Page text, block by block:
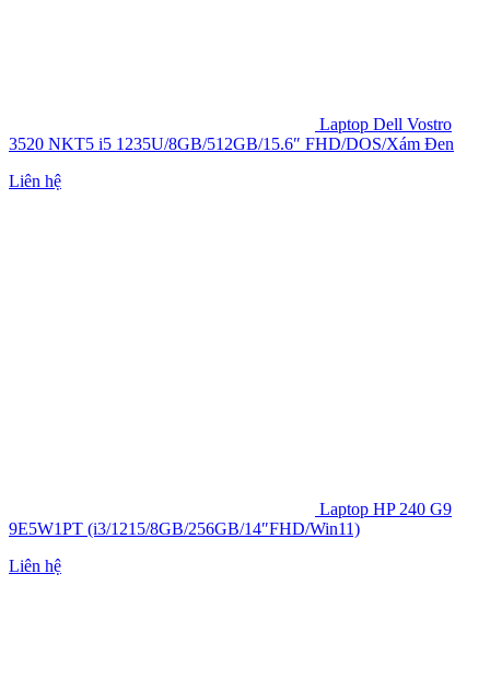
Laptop Dell Vostro
3520 NKT5 i5 1235U/8GB/512GB/15.6″ FHD/DOS/Xám Đen
Liên hệ
Laptop HP 240 G9
9E5W1PT (i3/1215/8GB/256GB/14″FHD/Win11)
Liên hệ